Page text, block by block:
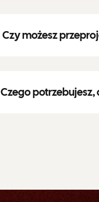
Czy możesz
Czego potrzebujesz,